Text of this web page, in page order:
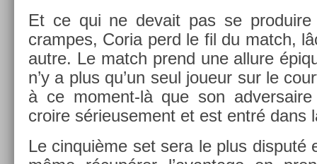
Et ce qui ne de­vait pas se
cram­pes, Coria perd le fil du match,
autre. Le match prend une al­lure
n’y a plus qu’un seul joueur sur le
à ce moment-là que son
croire sérieuse­ment et est entré dans
Le cin­quiè­me set sera le plus dis­puté